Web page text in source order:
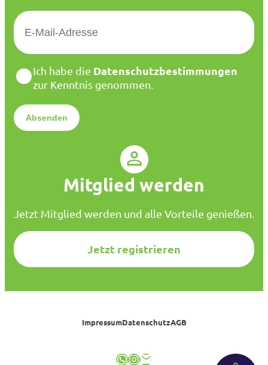
E
M
*
D
a
e
n
*
Ich habe die Datenschutzbestimmungen
zur Kenntnis genommen.
Mitglied werden
Jetzt Mitglied werden und alle Vorteile genießen.
Jetzt registrieren
ImpressumDatenschutzAGB
WhatsApp InstagramE-Mail